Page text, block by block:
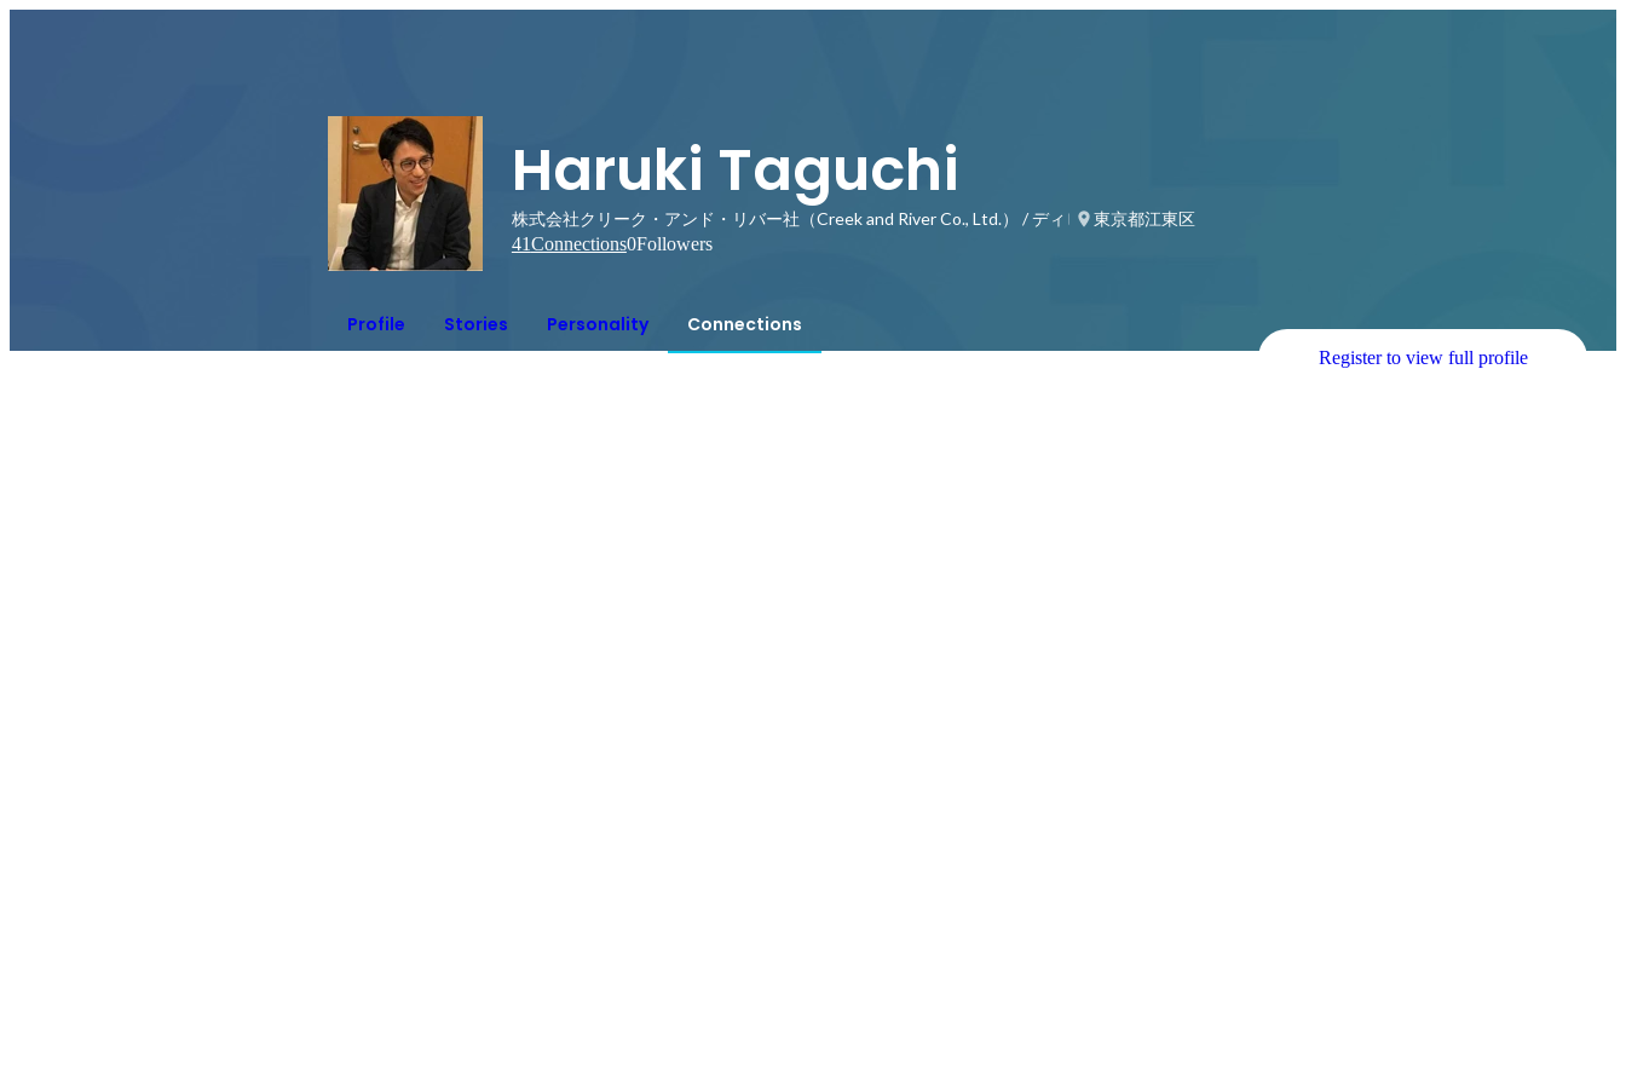
Haruki Taguchi
株式会社クリーク・アンド・リバー社（Creek and River Co., Ltd.） / ディビジョンマネージャー
東京都江東区
41Connections0Followers
Profile Stories Personality Connections
Register to view full profile